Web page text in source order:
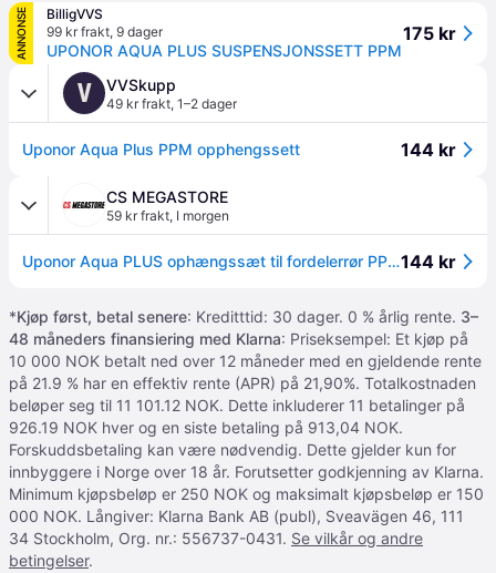
ANNONSE
BilligVVS
99 kr frakt, 9 dager
UPONOR AQUA PLUS SUSPENSJONSSETT PPM
175 kr
V VVSkupp
49 kr frakt, 1–2 dager
Uponor Aqua Plus PPM opphengssett 144 kr
CS MEGASTORE
59 kr frakt, I morgen
Uponor Aqua PLUS ophængssæt til fordelerrør PPM 1144 kr
*Kjøp først, betal senere: Kreditttid: 30 dager. 0 % årlig rente. 3–
48 måneders finansiering med Klarna: Priseksempel: Et kjøp på
10 000 NOK betalt ned over 12 måneder med en gjeldende rente
på 21.9 % har en effektiv rente (APR) på 21,90%. Totalkostnaden
beløper seg til 11 101.12 NOK. Dette inkluderer 11 betalinger på
926.19 NOK hver og en siste betaling på 913,04 NOK.
Forskuddsbetaling kan være nødvendig. Dette gjelder kun for
innbyggere i Norge over 18 år. Forutsetter godkjenning av Klarna.
Minimum kjøpsbeløp er 250 NOK og maksimalt kjøpsbeløp er 150
000 NOK. Långiver: Klarna Bank AB (publ), Sveavägen 46, 111
34 Stockholm, Org. nr.: 556737-0431. Se vilkår og andre
betingelser.